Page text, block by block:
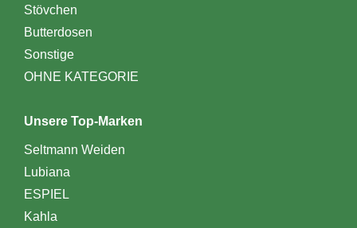
Stövchen
Butterdosen
Sonstige
OHNE KATEGORIE
Unsere Top-Marken
Seltmann Weiden
Lubiana
ESPIEL
Kahla